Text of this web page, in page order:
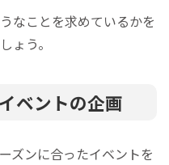
なことを求めているかを
ょう。
ベントの企画
ズンに合ったイベントを